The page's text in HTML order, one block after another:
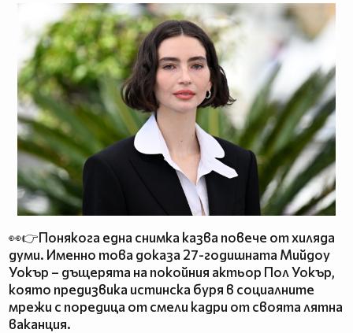
👀👉Понякога една снимка казва повече от хиляда
думи. Именно това доказа 27-годишната Мийдоу
Уокър – дъщерята на покойния актьор Пол Уокър,
която предизвика истинска буря в социалните
мрежи с поредица от смели кадри от своята лятна
ваканция.